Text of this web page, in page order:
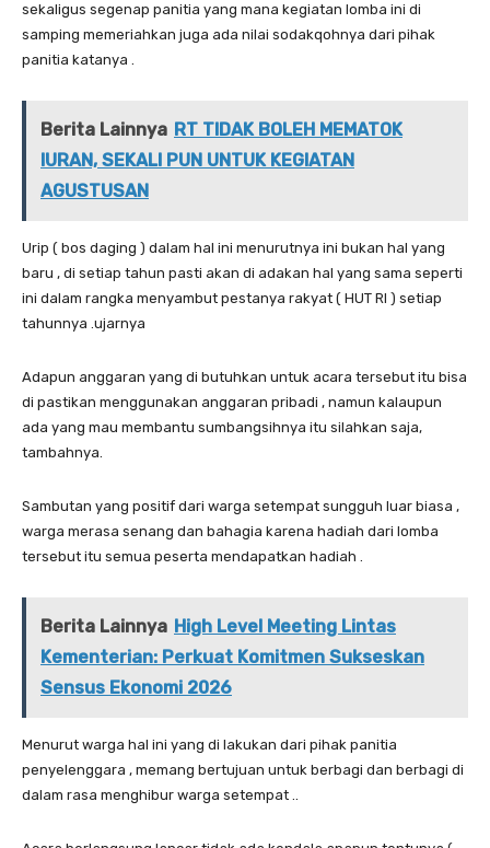
sekaligus segenap panitia yang mana kegiatan lomba ini di
samping memeriahkan juga ada nilai sodakqohnya dari pihak
panitia katanya .
Berita Lainnya RT TIDAK BOLEH MEMATOK
IURAN, SEKALI PUN UNTUK KEGIATAN
AGUSTUSAN
Urip ( bos daging ) dalam hal ini menurutnya ini bukan hal yang
baru , di setiap tahun pasti akan di adakan hal yang sama seperti
ini dalam rangka menyambut pestanya rakyat ( HUT RI ) setiap
tahunnya .ujarnya
Adapun anggaran yang di butuhkan untuk acara tersebut itu bisa
di pastikan menggunakan anggaran pribadi , namun kalaupun
ada yang mau membantu sumbangsihnya itu silahkan saja,
tambahnya.
Sambutan yang positif dari warga setempat sungguh luar biasa ,
warga merasa senang dan bahagia karena hadiah dari lomba
tersebut itu semua peserta mendapatkan hadiah .
Berita Lainnya High Level Meeting Lintas
Kementerian: Perkuat Komitmen Sukseskan
Sensus Ekonomi 2026
Menurut warga hal ini yang di lakukan dari pihak panitia
penyelenggara , memang bertujuan untuk berbagi dan berbagi di
dalam rasa menghibur warga setempat ..